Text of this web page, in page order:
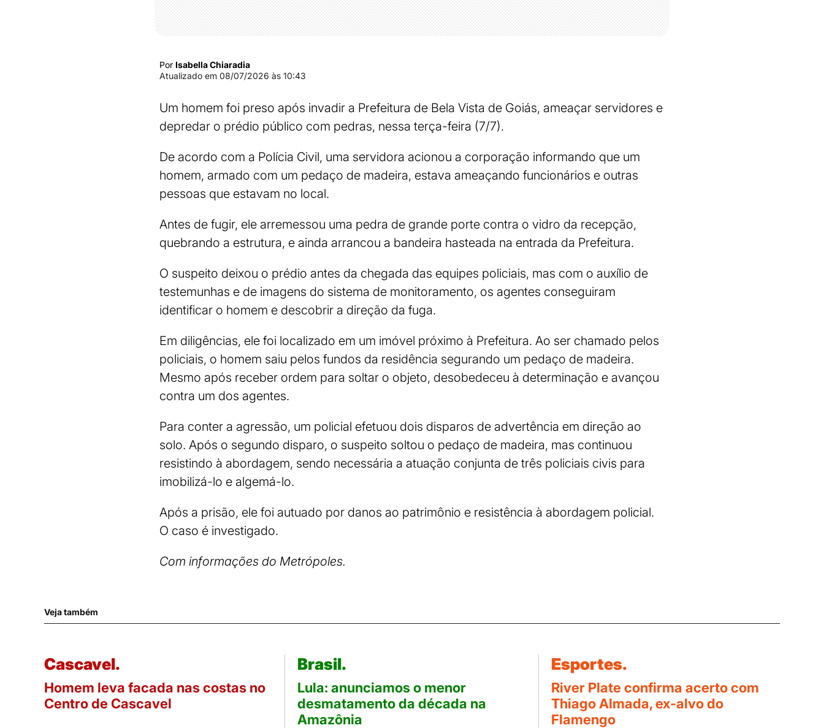
Por Isabella Chiaradia
Atualizado em 08/07/2026 às 10:43
Um homem foi preso após invadir a Prefeitura de Bela Vista de Goiás, ameaçar servidores e
depredar o prédio público com pedras, nessa terça-feira (7/7).
De acordo com a Polícia Civil, uma servidora acionou a corporação informando que um
homem, armado com um pedaço de madeira, estava ameaçando funcionários e outras
pessoas que estavam no local.
Antes de fugir, ele arremessou uma pedra de grande porte contra o vidro da recepção,
quebrando a estrutura, e ainda arrancou a bandeira hasteada na entrada da Prefeitura.
O suspeito deixou o prédio antes da chegada das equipes policiais, mas com o auxílio de
testemunhas e de imagens do sistema de monitoramento, os agentes conseguiram
identificar o homem e descobrir a direção da fuga.
Em diligências, ele foi localizado em um imóvel próximo à Prefeitura. Ao ser chamado pelos
policiais, o homem saiu pelos fundos da residência segurando um pedaço de madeira.
Mesmo após receber ordem para soltar o objeto, desobedeceu à determinação e avançou
contra um dos agentes.
Para conter a agressão, um policial efetuou dois disparos de advertência em direção ao
solo. Após o segundo disparo, o suspeito soltou o pedaço de madeira, mas continuou
resistindo à abordagem, sendo necessária a atuação conjunta de três policiais civis para
imobilizá-lo e algemá-lo.
Após a prisão, ele foi autuado por danos ao patrimônio e resistência à abordagem policial.
O caso é investigado.
Com informações do Metrópoles.
Veja também
Cascavel.
Homem leva facada nas costas no
Centro de Cascavel
Brasil.
Lula: anunciamos o menor
desmatamento da década na
Amazônia
Esportes.
River Plate confirma acerto com
Thiago Almada, ex-alvo do
Flamengo